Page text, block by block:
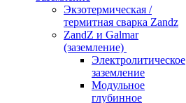
Экзотермическая /
термитная сварка Zandz
ZandZ и Galmar
(заземление)
Электролитическое
заземление
Модульное
глубинное